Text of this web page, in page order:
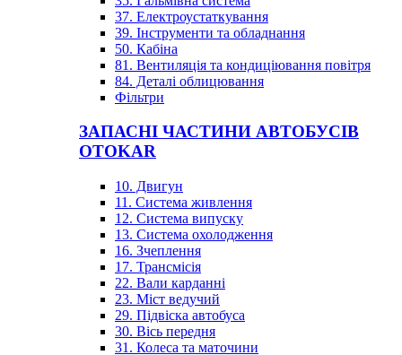
37. Електроустаткування
39. Інструменти та обладнання
50. Кабіна
81. Вентиляція та кондиціювання повітря
84. Деталі облицювання
Фільтри
ЗАПАСНІ ЧАСТИНИ АВТОБУСІВ
OTOKAR
10. Двигун
11. Система живлення
12. Система випуску
13. Система охолодження
16. Зчеплення
17. Трансмісія
22. Вали карданні
23. Міст ведучий
29. Підвіска автобуса
30. Вісь передня
31. Колеса та маточини